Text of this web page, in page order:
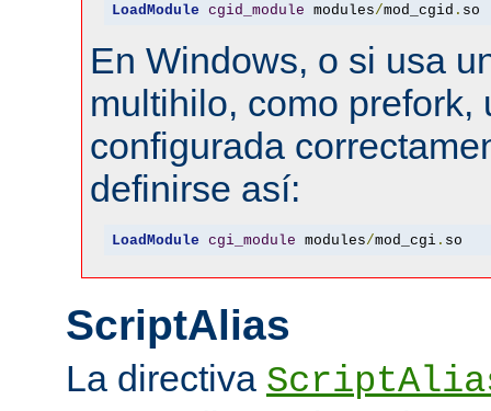
LoadModule cgid_module modules/mod_cgid . so
En Windows, o si usa
multihilo, como prefork,
configurada
definirse así:
LoadModule cgi_module modules/mod_cgi. so
ScriptAlias
La directiva